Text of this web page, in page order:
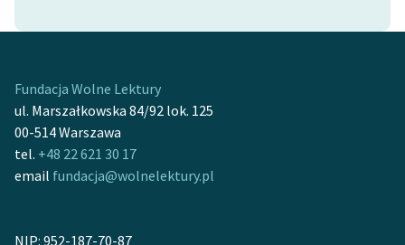
Dane fundacji i
sprawozdania finansowe
Regulamin darowizn
Informacja o treściach
Deklaracja dostępności
Fundacja Wolne Lektury
ul. Marszałkowska 84/92 lok. 125
00-514 Warszawa
tel. +48 22 621 30 17
email fundacja@wolnelektury.pl
NIP: 952-187-70-87